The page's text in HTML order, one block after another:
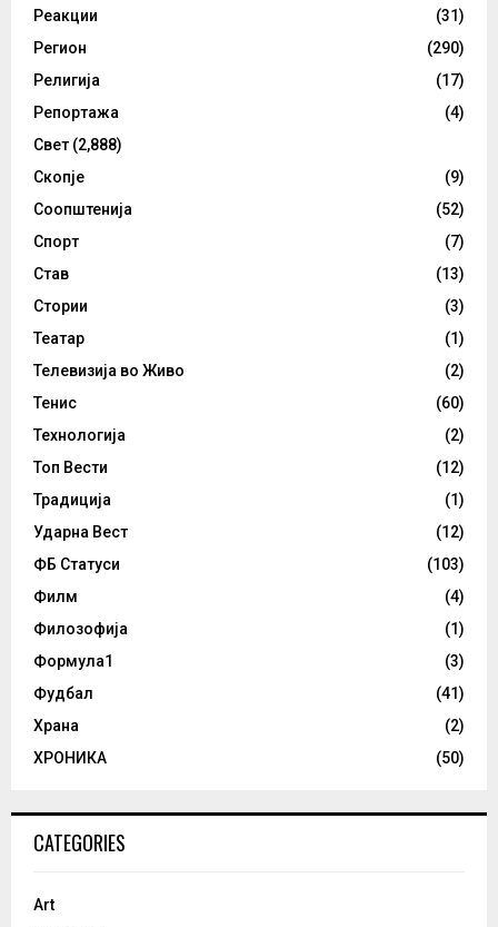
Реакции
(31)
Регион
(290)
Религија
(17)
Репортажа
(4)
Свет (2,888)
Скопје
(9)
Соопштенија
(52)
Спорт
(7)
Став
(13)
Стории
(3)
Театар
(1)
Телевизија во Живо
(2)
Тенис
(60)
Технологија
(2)
Топ Вести
(12)
Традиција
(1)
Ударна Вест
(12)
ФБ Статуси
(103)
Филм
(4)
Филозофија
(1)
Формула1
(3)
Фудбал
(41)
Храна
(2)
ХРОНИКА
(50)
CATEGORIES
Art